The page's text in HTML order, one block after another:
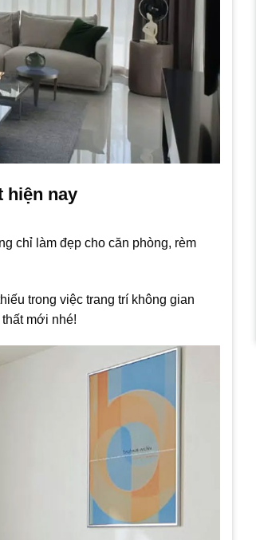
hiện nay
chỉ làm đẹp cho căn phòng, rèm
trong việc trang trí không gian
mới nhé!